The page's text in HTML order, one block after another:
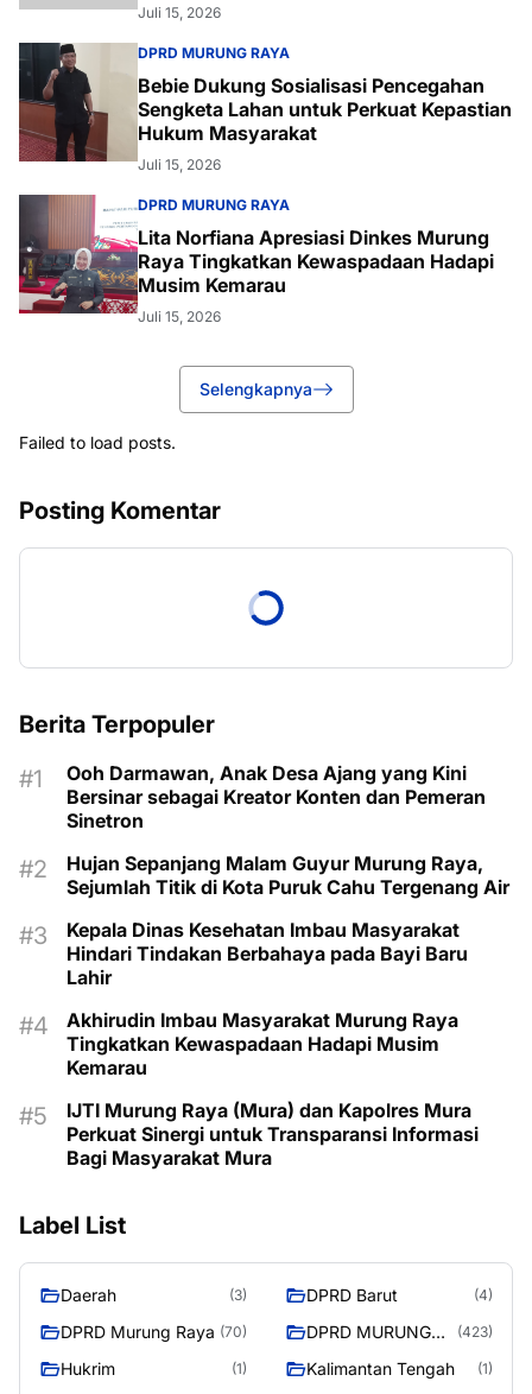
Juli 15, 2026
DPRD MURUNG RAYA
Bebie Dukung Sosialisasi Pencegahan
Sengketa Lahan untuk Perkuat Kepastian
Hukum Masyarakat
Juli 15, 2026
DPRD MURUNG RAYA
Lita Norfiana Apresiasi Dinkes Murung
Raya Tingkatkan Kewaspadaan Hadapi
Musim Kemarau
Juli 15, 2026
Selengkapnya
Failed to load posts.
Posting Komentar
Berita Terpopuler
Ooh Darmawan, Anak Desa Ajang yang Kini
Bersinar sebagai Kreator Konten dan Pemeran
Sinetron
Hujan Sepanjang Malam Guyur Murung Raya,
Sejumlah Titik di Kota Puruk Cahu Tergenang Air
Kepala Dinas Kesehatan Imbau Masyarakat
Hindari Tindakan Berbahaya pada Bayi Baru
Lahir
Akhirudin Imbau Masyarakat Murung Raya
Tingkatkan Kewaspadaan Hadapi Musim
Kemarau
IJTI Murung Raya (Mura) dan Kapolres Mura
Perkuat Sinergi untuk Transparansi Informasi
Bagi Masyarakat Mura
Label List
Daerah (3) DPRD Barut (4)
DPRD Murung Raya (70)
DPRD MURUNG
(423)
Hukrim (1) Kalimantan Tengah (1)